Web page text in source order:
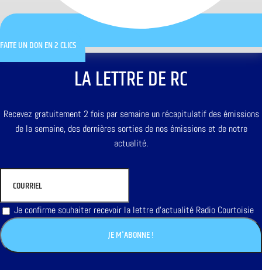
FAITE UN DON EN 2 CLICS
LA LETTRE DE RC
Recevez gratuitement 2 fois par semaine un récapitulatif des émissions
de la semaine, des dernières sorties de nos émissions et de notre
actualité.
Je confirme souhaiter recevoir la lettre d'actualité Radio Courtoisie